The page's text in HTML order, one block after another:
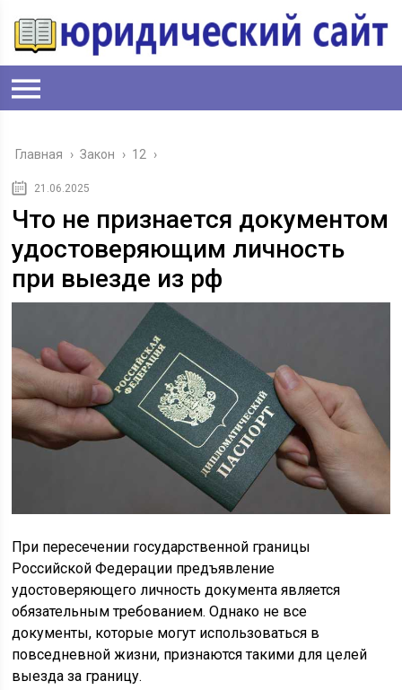
Главная › Закон › 12 ›
21.06.2025
Что не признается документом
удостоверяющим личность
при выезде из рф
При пересечении государственной границы
Российской Федерации предъявление
удостоверяющего личность документа является
обязательным требованием. Однако не все
документы, которые могут использоваться в
повседневной жизни, признаются такими для целей
выезда за границу.